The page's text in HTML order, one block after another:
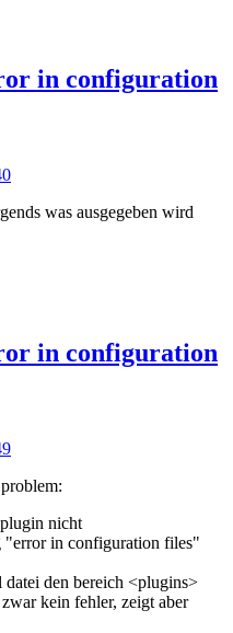
in configuration
was ausgegeben wird
in configuration
nicht
in configuration files"
den bereich <plugins>
kein fehler, zeigt aber